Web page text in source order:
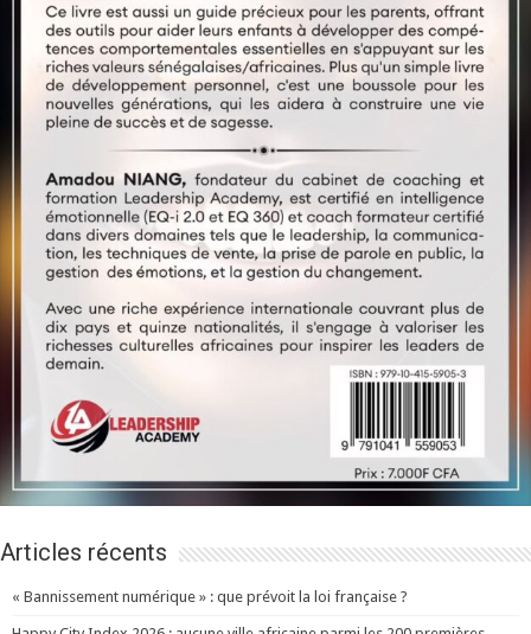
Articles récents
« Bannissement numérique » : que prévoit la loi française ?